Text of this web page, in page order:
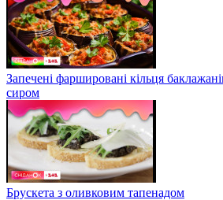
Запечені фаршировані кільця
сиром
Брускета з оливковим тапенадом